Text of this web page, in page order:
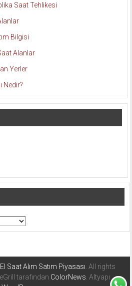
Saat Tehlikesi
Bilgisi
Alanlar
Yerler
Nedir?
Saat Alım Satım Piyasası. All rights
tarafından ColorNews. Altyapı